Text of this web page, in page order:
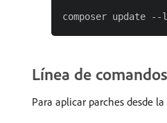
Línea de comandos
Para aplicar parches desde